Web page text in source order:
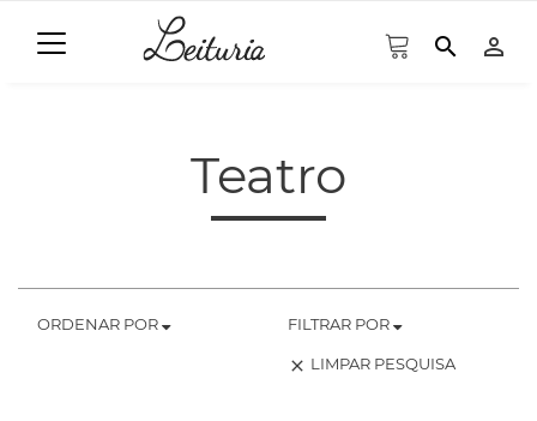
search person_outline
Teatro
ORDENAR POR FILTRAR POR
clear LIMPAR PESQUISA